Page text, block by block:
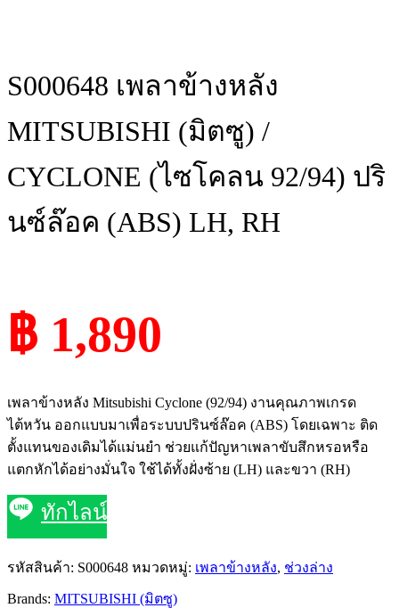
S000648 เพลาข้างหลัง
MITSUBISHI (มิตซู) /
CYCLONE (ไซโคลน 92/94) ปริ
นซ์ล๊อค (ABS) LH, RH
฿ 1,890
เพลาข้างหลัง Mitsubishi Cyclone (92/94) งานคุณภาพเกรด
ไต้หวัน ออกแบบมาเพื่อระบบปรินซ์ล๊อค (ABS) โดยเฉพาะ ติด
ตั้งแทนของเดิมได้แม่นยำ ช่วยแก้ปัญหาเพลาขับสึกหรอหรือ
แตกหักได้อย่างมั่นใจ ใช้ได้ทั้งฝั่งซ้าย (LH) และขวา (RH)
ทักไลน์
รหัสสินค้า: S000648 หมวดหมู่: เพลาข้างหลัง, ช่วงล่าง
Brands: MITSUBISHI (มิตซู)